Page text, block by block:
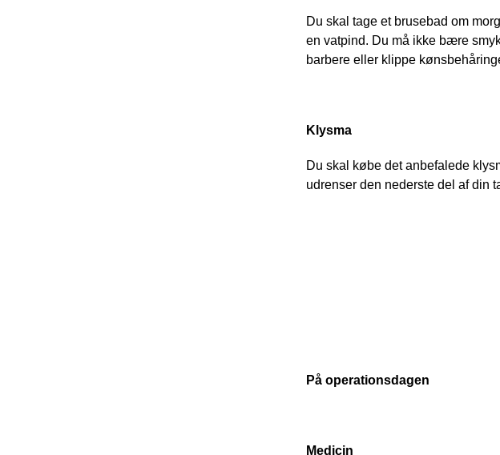
Du skal tage et brusebad om
en vatpind. Du må ikke bære
barbere eller klippe
Klysma
Du skal købe det anbefalede
udrenser den nederste del af din
På operationsdagen
Medicin